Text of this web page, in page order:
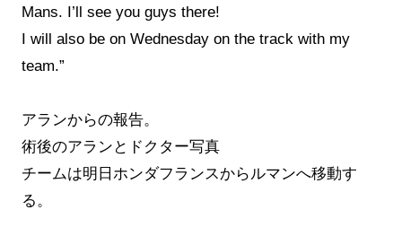
Mans. I’ll see you guys there!
I will also be on Wednesday on the track with my
team.”
アランからの報告。
術後のアランとドクター写真
チームは明日ホンダフランスからルマンへ移動す
る。